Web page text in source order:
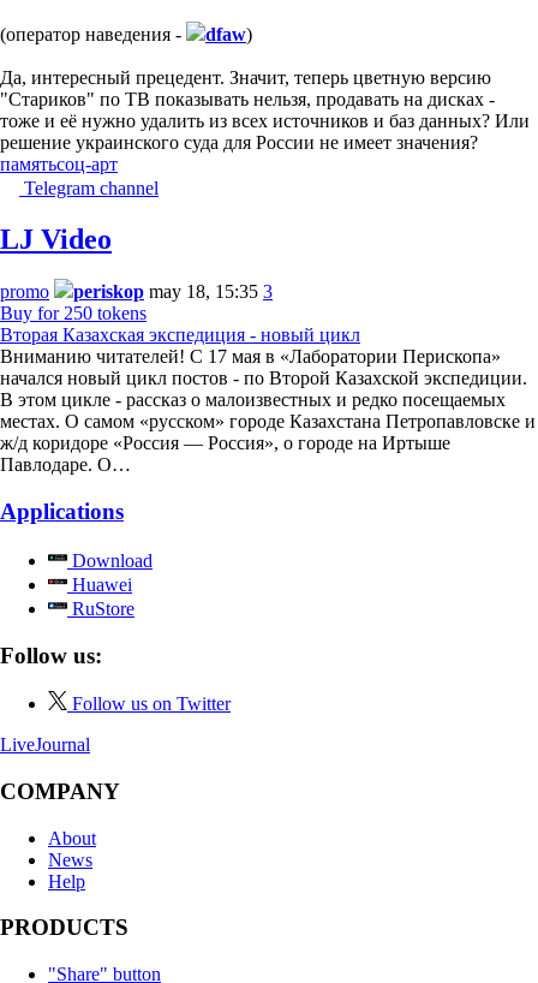
(оператор наведения - dfaw)
Да, интересный прецедент. Значит, теперь цветную версию
"Стариков" по ТВ показывать нельзя, продавать на дисках -
тоже и её нужно удалить из всех источников и баз данных? Или
решение украинского суда для России не имеет значения?
памятьсоц-арт
Telegram channel
LJ Video
promo periskop may 18, 15:35 3
Buy for 250 tokens
Вторая Казахская экспедиция - новый цикл
Вниманию читателей! С 17 мая в «Лаборатории Перископа»
начался новый цикл постов - по Второй Казахской экспедиции.
В этом цикле - рассказ о малоизвестных и редко посещаемых
местах. О самом «русском» городе Казахстана Петропавловске и
ж/д коридоре «Россия — Россия», о городе на Иртыше
Павлодаре. О…
Applications
Download
Huawei
RuStore
Follow us:
Follow us on Twitter
LiveJournal
COMPANY
About
News
Help
PRODUCTS
"Share" button